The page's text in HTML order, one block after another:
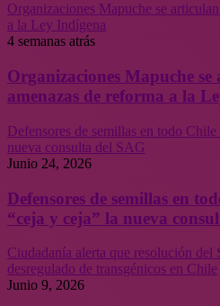
Organizaciones Mapuche se
a la Ley Indígena
4 semanas atrás
Organizaciones Mapuche
amenazas de reforma a la
Defensores de semillas en todo
nueva consulta del SAG
Junio 24, 2026
Defensores de semillas en
“ceja y ceja” la nueva
Ciudadanía alerta que resolución
desregulado de transgénicos en Chile
Junio 9, 2026